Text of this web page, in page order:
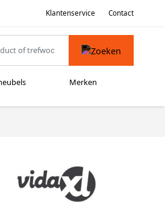
Klantenservice Contact
Merken